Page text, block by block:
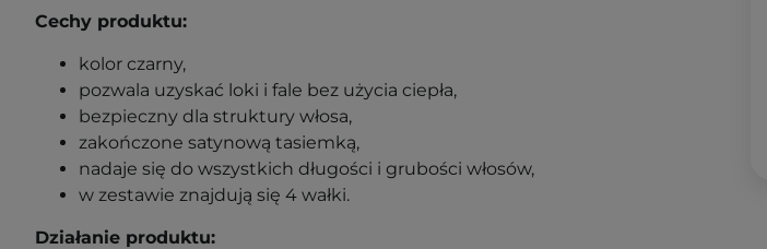
Cechy produktu:
kolor czarny,
pozwala uzyskać loki i fale bez użycia ciepła,
bezpieczny dla struktury włosa,
zakończone satynową tasiemką,
nadaje się do wszystkich długości i grubości włosów,
w zestawie znajdują się 4 wałki.
Działanie produktu: